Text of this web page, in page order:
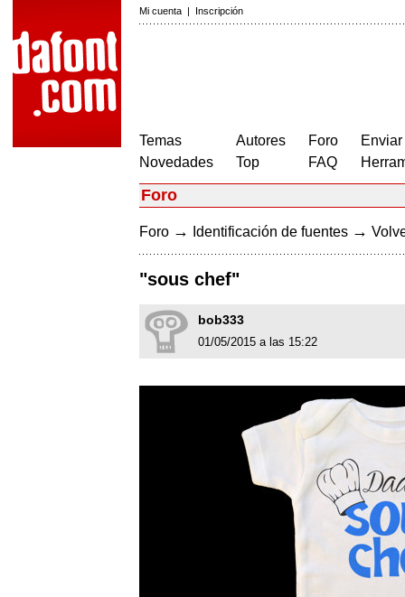
Mi cuenta | Inscripción
Temas
Novedades
Autores
Top
Foro
FAQ
Foro
Foro → Identificación de fuentes →
"sous chef"
bob333
01/05/2015 a las 15:22